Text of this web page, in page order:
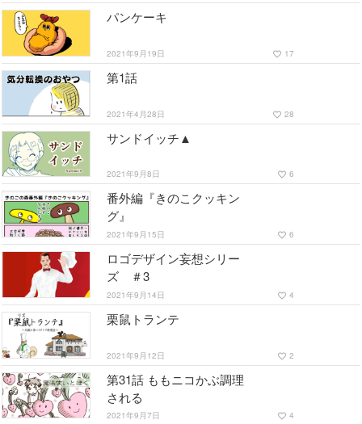
パンケーキ
2021年9月19日 favorite_border 17
第1話
2021年4月28日 favorite_border 28
サンドイッチ▲
2021年9月8日 favorite_border 6
番外編『きのこクッキン
グ』
2021年9月15日 favorite_border 6
ロゴデザイン妄想シリー
ズ ＃3
2021年9月14日 favorite_border 4
栗鼠トランテ
2021年9月12日 favorite_border 2
第31話 ももニコかぶ調理
される
2021年9月7日 favorite_border 4